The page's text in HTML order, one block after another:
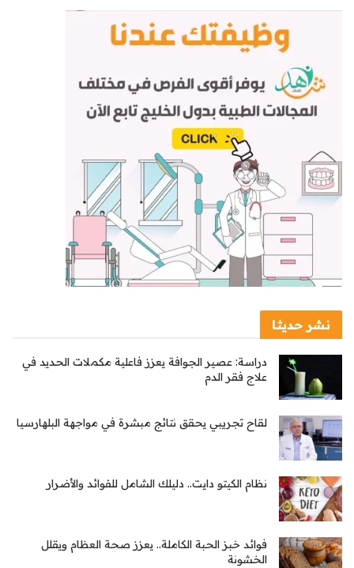
نشر حديثا
دراسة: عصير الجوافة يعزز فاعلية مكملات الحديد في
علاج فقر الدم
لقاح تجريبي يحقق نتائج مبشرة في مواجهة البلهارسيا
نظام الكيتو دايت.. دليلك الشامل للفوائد والأضرار
فوائد خبز الحبة الكاملة.. يعزز صحة العظام ويقلل
الخشونة